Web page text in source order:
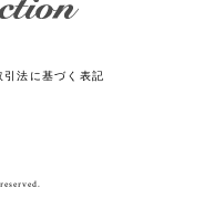
引法に基づく表記